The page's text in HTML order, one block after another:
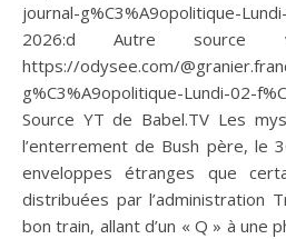
journal-g%C3%A9opolitique-
2026:d Autre source
https://odysee.com/
g%C3%A9opolitique-Lundi-02-
Source YT de Babel.TV Les
l’enterrement de Bush père, le
enveloppes étranges que
distribuées par l’administration
bon train, allant d’un « Q » à une